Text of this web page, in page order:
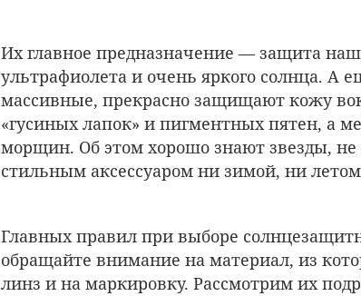
Их главное предназначение — защита
ультрафиолета и очень яркого солнца. А
массивные, прекрасно защищают кожу
«гусиных лапок» и пигментных пятен, а
морщин. Об этом хорошо знают звезды, не
стильным аксессуаром ни зимой, ни
Главных правил при выборе
обращайте внимание на материал, из
линз и на маркировку. Рассмотрим их